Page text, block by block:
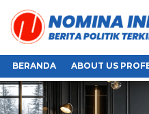
BERANDA ABOUT US